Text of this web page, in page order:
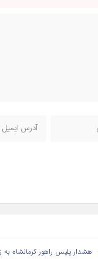
هشدار پلیس راهور کرمانشاه به